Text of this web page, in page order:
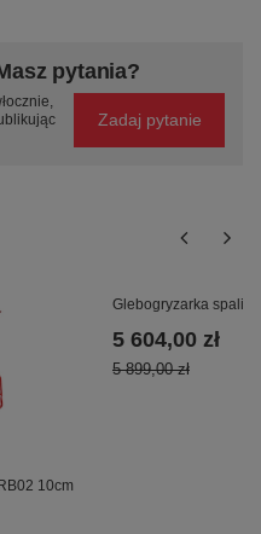
pytania?
Zadaj pytanie
10cm
Glebogryzarka
5 604,00 zł
5 899,00 zł